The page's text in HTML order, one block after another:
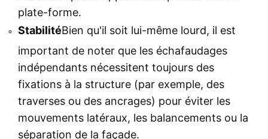
plate-forme.
StabilitéBien qu'il soit lui-même lourd, il est
important de noter que les échafaudages
indépendants nécessitent toujours des
fixations à la structure (par exemple, des
traverses ou des ancrages) pour éviter les
mouvements latéraux, les balancements ou la
séparation de la façade.